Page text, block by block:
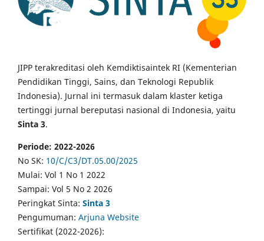
JIPP terakreditasi oleh Kemdiktisaintek RI (Kementerian
Pendidikan Tinggi, Sains, dan Teknologi Republik
Indonesia). Jurnal ini termasuk dalam klaster ketiga
tertinggi jurnal bereputasi nasional di Indonesia, yaitu
Sinta 3.
Periode: 2022-2026
No SK: 10/C/C3/DT.05.00/2025
Mulai: Vol 1 No 1 2022
Sampai: Vol 5 No 2 2026
Peringkat Sinta: Sinta 3
Pengumuman: Arjuna Website
Sertifikat (2022-2026):